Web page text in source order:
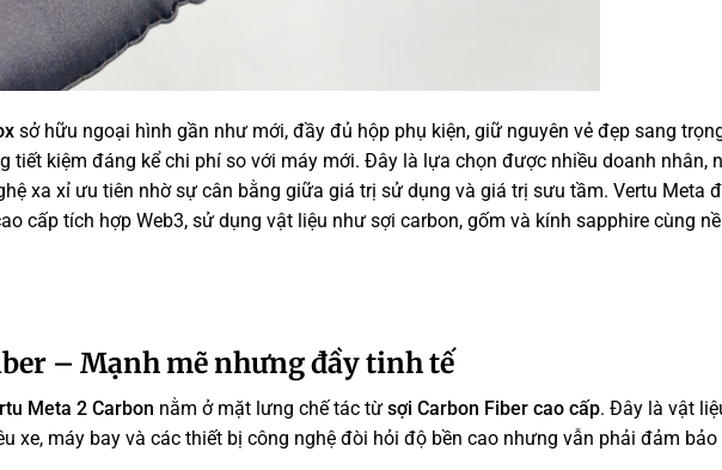
sở hữu ngoại hình gần như mới, đầy đủ hộp phụ kiện, giữ nguyên vẻ đẹp sang
tiết kiệm đáng kể chi phí so với máy mới. Đây là lựa chọn được nhiều doanh nhân,
xa xỉ ưu tiên nhờ sự cân bằng giữa giá trị sử dụng và giá trị sưu tầm. Vertu Meta
cấp tích hợp Web3, sử dụng vật liệu như sợi carbon, gốm và kính sapphire cùng
– Mạnh mẽ nhưng đầy tinh tế
Meta 2 Carbon nằm ở mặt lưng chế tác từ sợi Carbon Fiber cao cấp. Đây là vật
xe, máy bay và các thiết bị công nghệ đòi hỏi độ bền cao nhưng vẫn phải đảm bảo